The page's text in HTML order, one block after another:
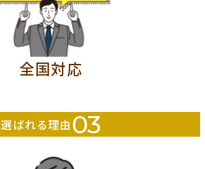
全国対応
選ばれる理由 03